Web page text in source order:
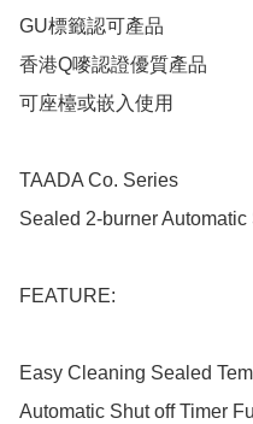
GU標籤認可產品
香港Q嘜認證優質產品
可座檯或嵌入使用
TAADA Co. Series
Sealed 2-burner
FEATURE:
Easy Cleaning Sealed
Automatic Shut off Timer